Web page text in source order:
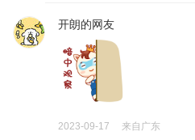
开朗的网友
2023-09-17 来自 广东